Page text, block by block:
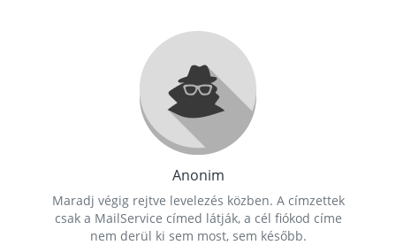
Anonim
Maradj végig rejtve levelezés közben. A címzettek
csak a MailService címed látják, a cél fiókod címe
nem derül ki sem most, sem később.